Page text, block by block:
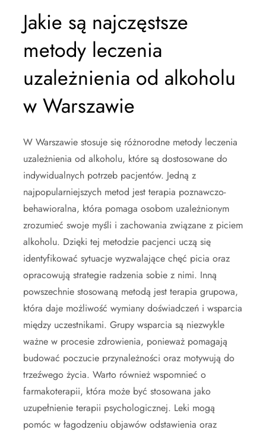
Jakie są najczęstsze
metody leczenia
uzależnienia od alkoholu
w Warszawie
W Warszawie stosuje się różnorodne metody leczenia
uzależnienia od alkoholu, które są dostosowane do
indywidualnych potrzeb pacjentów. Jedną z
najpopularniejszych metod jest terapia poznawczo-
behawioralna, która pomaga osobom uzależnionym
zrozumieć swoje myśli i zachowania związane z piciem
alkoholu. Dzięki tej metodzie pacjenci uczą się
identyfikować sytuacje wyzwalające chęć picia oraz
opracowują strategie radzenia sobie z nimi. Inną
powszechnie stosowaną metodą jest terapia grupowa,
która daje możliwość wymiany doświadczeń i wsparcia
między uczestnikami. Grupy wsparcia są niezwykle
ważne w procesie zdrowienia, ponieważ pomagają
budować poczucie przynależności oraz motywują do
trzeźwego życia. Warto również wspomnieć o
farmakoterapii, która może być stosowana jako
uzupełnienie terapii psychologicznej. Leki mogą
pomóc w łagodzeniu objawów odstawienia oraz